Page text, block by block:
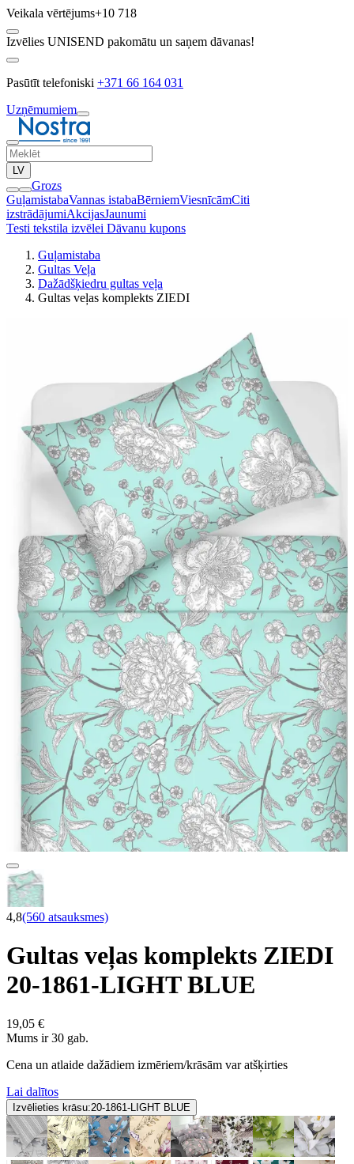
Veikala vērtējums+10 718
Izvēlies UNISEND pakomātu un saņem dāvanas!
Pasūtīt telefoniski +371 66 164 031
Uzņēmumiem
LV
Grozs
GuļamistabaVannas istabaBērniemViesnīcāmCiti
izstrādājumiAkcijasJaunumi
Testi tekstila izvēlei Dāvanu kupons
Guļamistaba
Gultas Veļa
Dažādšķiedru gultas veļa
Gultas veļas komplekts ZIEDI
4,8(560 atsauksmes)
Gultas veļas komplekts ZIEDI
20-1861-LIGHT BLUE
19,05 €
Mums ir 30 gab.
Cena un atlaide dažādiem izmēriem/krāsām var atšķirties
Lai dalītos
Izvēlieties krāsu:20-1861-LIGHT BLUE